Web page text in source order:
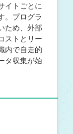
イトごとに
。プログラ
ため、外部
ストとリー
内で自走的
タ収集が始